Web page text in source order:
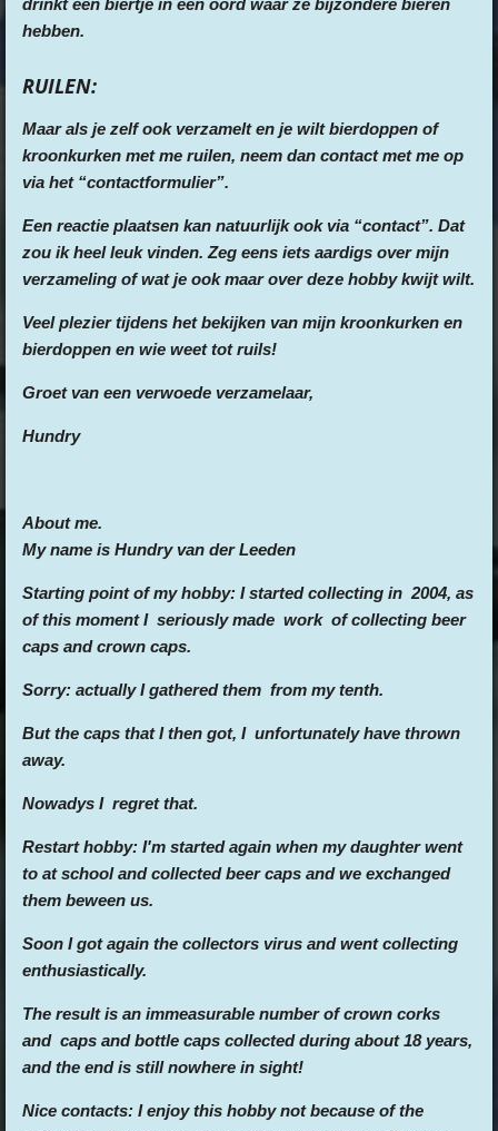
drinkt een biertje in een oord waar ze bijzondere bieren
hebben.
RUILEN:
Maar als je zelf ook verzamelt en je wilt bierdoppen of
kroonkurken met me ruilen, neem dan contact met me op
via het “contactformulier”.
Een reactie plaatsen kan natuurlijk ook via “contact”. Dat
zou ik heel leuk vinden. Zeg eens iets aardigs over mijn
verzameling of wat je ook maar over deze hobby kwijt wilt.
Veel plezier tijdens het bekijken van mijn kroonkurken en
bierdoppen en wie weet tot ruils!
Groet van een verwoede verzamelaar,
Hundry
About me.
My name is Hundry van der Leeden
Starting point of my hobby: I started collecting in 2004, as
of this moment I seriously made work of collecting beer
caps and crown caps.
Sorry: actually I gathered them from my tenth.
But the caps that I then got, I unfortunately have thrown
away.
Nowadys I regret that.
Restart hobby: I'm started again when my daughter went
to at school and collected beer caps and we exchanged
them beween us.
Soon I got again the collectors virus and went collecting
enthusiastically.
The result is an immeasurable number of crown corks
and caps and bottle caps collected during about 18 years,
and the end is still nowhere in sight!
Nice contacts: I enjoy this hobby not because of the